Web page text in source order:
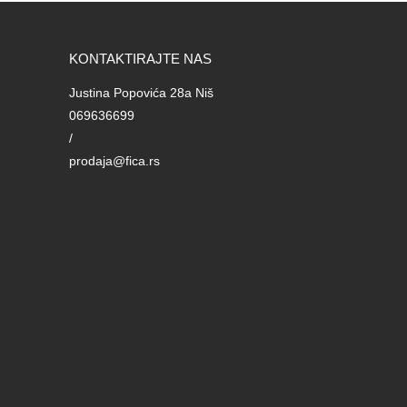
KONTAKTIRAJTE NAS
Justina Popovića 28a Niš
069636699
/
prodaja@fica.rs